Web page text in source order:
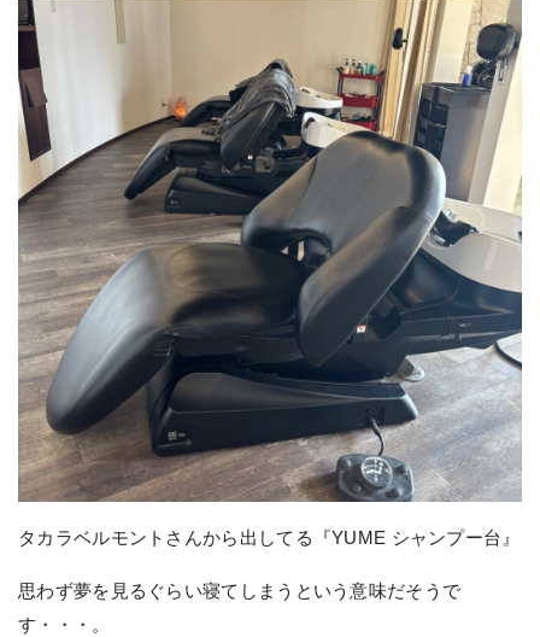
タカラベルモントさんから出してる『YUME シャンプー台』
思わず夢を見るぐらい寝てしまうという意味だそうで
す・・・。